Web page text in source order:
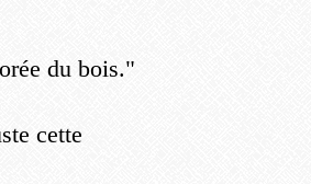
du bois."
cette